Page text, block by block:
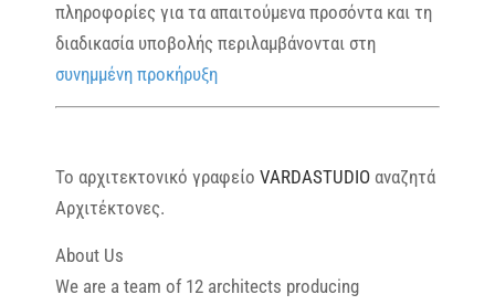
πληροφορίες για τα απαιτούμενα προσόντα και τη
διαδικασία υποβολής περιλαμβάνονται στη
συνημμένη προκήρυξη
Το αρχιτεκτονικό γραφείο VARDASTUDIO αναζητά
Αρχιτέκτονες.
About Us
We are a team of 12 architects producing